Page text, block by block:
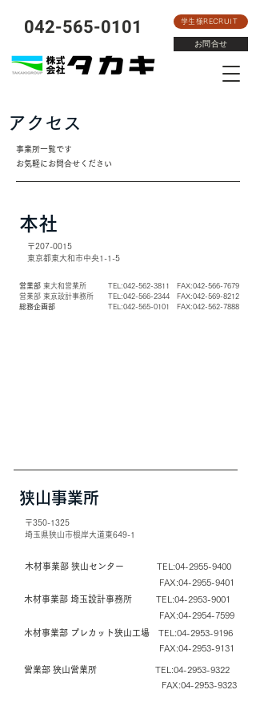
​042-565-0101 学生様RECRUIT
お問合せ
アクセス
事業所一覧です
​お気軽にお問合せください
© Copyright
本社
〒207-0015
東京都東大和市中央1-1-5
営業部 東大和営業所 TEL:042-562-3811 FAX:042-566-7679
営業部 東京設計事務所 TEL:042-566-2344 FAX:042-569-8212
総務企画部
TEL:042-565-0101 FAX:042-562-7888
​狭山事業所
〒350-1325
​埼玉県狭山市根岸大道東649-1
木材事業部 狭山センター TEL:04-2955-9400
FAX:04-2955-9401
木材事業部 埼玉設計事務所 TEL:04-2953-9001
FAX:04-2954-7599
木材事業部 プレカット狭山工場 TEL:04-2953-9196
FAX:04-2953-9131
営業部 狭山営業所 TEL:04-2953-9322
FAX:04-2953-9323